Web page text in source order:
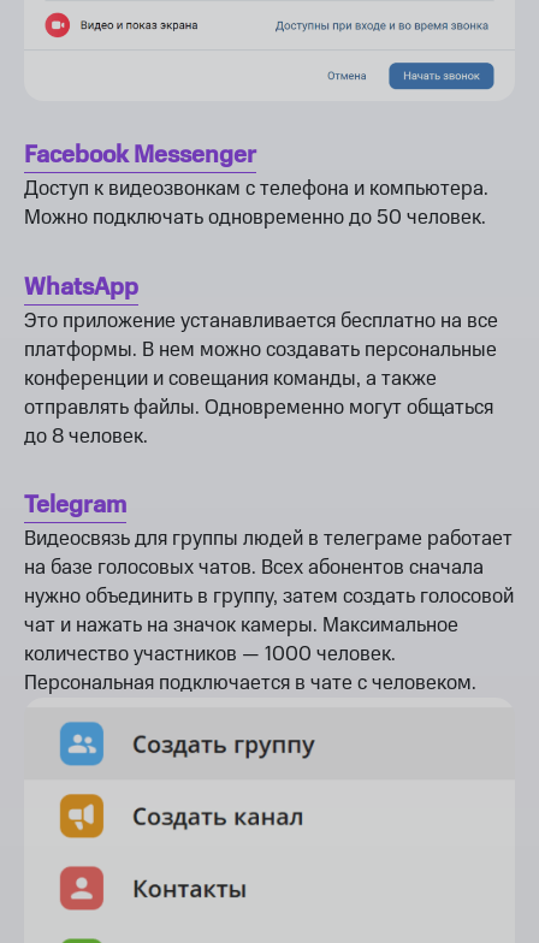
Facebook Messenger
Доступ к видеозвонкам с телефона и компьютера.
Можно подключать одновременно до 50 человек.
WhatsApp
Это приложение устанавливается бесплатно на все
платформы. В нем можно создавать персональные
конференции и совещания команды, а также
отправлять файлы. Одновременно могут общаться
до 8 человек.
Telegram
Видеосвязь для группы людей в телеграме работает
на базе голосовых чатов. Всех абонентов сначала
нужно объединить в группу, затем создать голосовой
чат и нажать на значок камеры. Максимальное
количество участников — 1000 человек.
Персональная подключается в чате с человеком.